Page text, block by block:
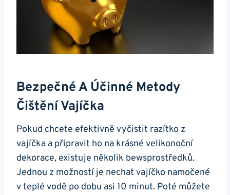
Bezpečné A Účinné Metody
Čištění Vajíčka
Pokud chcete efektivně vyčistit razítko z
vajíčka a připravit ho na krásné velikonoční
dekorace, existuje několik bewsprostředků.
Jednou z možností je nechat vajíčko namočené
v teplé vodě po dobu asi 10 minut. Poté můžete